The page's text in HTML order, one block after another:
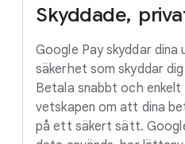
Skyddade,
Google Pay skyddar dina
säkerhet som skyddar
Betala snabbt och enkelt
vetskapen om att dina
på ett säkert sätt.